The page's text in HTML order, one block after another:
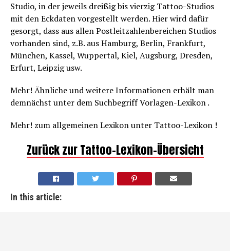
Studio, in der jeweils dreißig bis vierzig Tattoo-Studios
mit den Eckdaten vorgestellt werden. Hier wird dafür
gesorgt, dass aus allen Postleitzahlenbereichen Studios
vorhanden sind, z.B. aus Hamburg, Berlin, Frankfurt,
München, Kassel, Wuppertal, Kiel, Augsburg, Dresden,
Erfurt, Leipzig usw.
Mehr! Ähnliche und weitere Informationen erhält man
demnächst unter dem Suchbegriff Vorlagen-Lexikon .
Mehr! zum allgemeinen Lexikon unter Tattoo-Lexikon !
Zurück zur Tattoo-Lexikon-Übersicht
In this article: